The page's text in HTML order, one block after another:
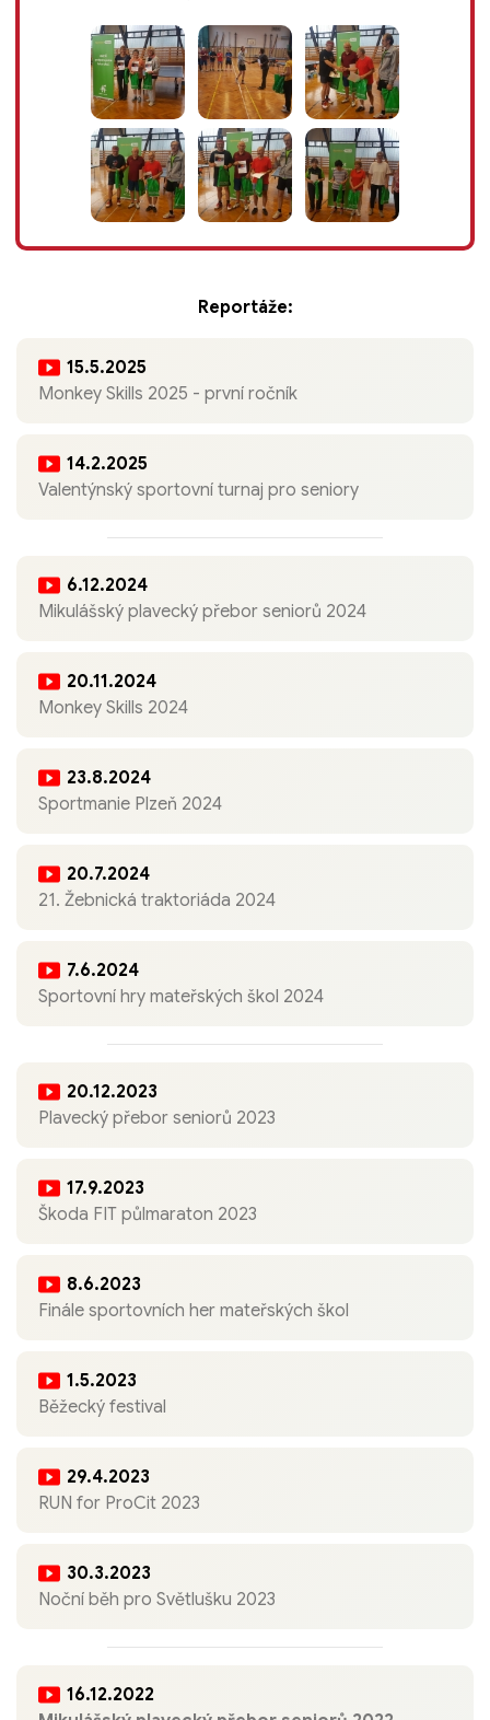
Reportáže:
15.5.2025
Monkey Skills 2025 - první ročník
14.2.2025
Valentýnský sportovní turnaj pro seniory
6.12.2024
Mikulášský plavecký přebor seniorů 2024
20.11.2024
Monkey Skills 2024
23.8.2024
Sportmanie Plzeň 2024
20.7.2024
21. Žebnická traktoriáda 2024
7.6.2024
Sportovní hry mateřských škol 2024
20.12.2023
Plavecký přebor seniorů 2023
17.9.2023
Škoda FIT půlmaraton 2023
8.6.2023
Finále sportovních her mateřských škol
1.5.2023
Běžecký festival
29.4.2023
RUN for ProCit 2023
30.3.2023
Noční běh pro Světlušku 2023
16.12.2022